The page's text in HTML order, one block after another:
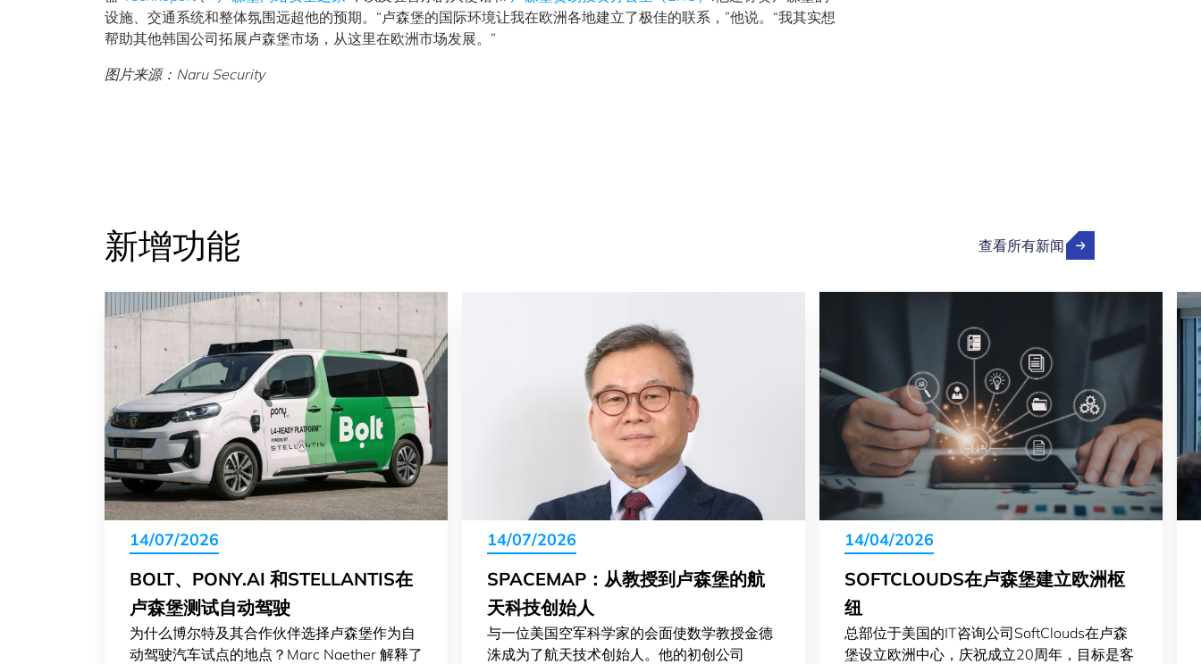
设施、交通系统和整体氛围远超他的预期。“卢森堡的国际环境让我在欧洲各地建立了极佳的联系，”他说。“我其实想
帮助其他韩国公司拓展卢森堡市场，从这里在欧洲市场发展。”
图片来源：Naru Security
新增功能 查看所有新闻
14/07/2026
BOLT、PONY.AI 和STELLANTIS在
卢森堡测试自动驾驶
为什么博尔特及其合作伙伴选择卢森堡作为自
动驾驶汽车试点的地点？Marc Naether 解释了
14/07/2026
SPACEMAP：从教授到卢森堡的航
天科技创始人
与一位美国空军科学家的会面使数学教授金德
洙成为了航天技术创始人。他的初创公司
14/04/2026
SOFTCLOUDS在卢森堡建立欧洲枢
纽
总部位于美国的IT咨询公司SoftClouds在卢森
堡设立欧洲中心，庆祝成立20周年，目标是客